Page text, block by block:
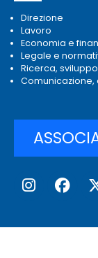
Direzione
Lavoro
Economia e
Legale e
Ricerca,
Comunicazione,